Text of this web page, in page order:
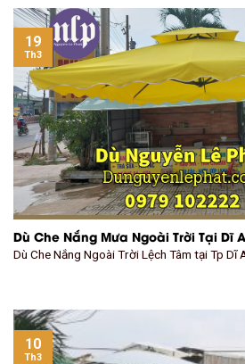
Dù Che Nắng Mưa Ngoài Trời Tại Dĩ
Dù Che Nắng Ngoài Trời Lệch Tâm tại Tp Dĩ
19
Th3
10
Th3